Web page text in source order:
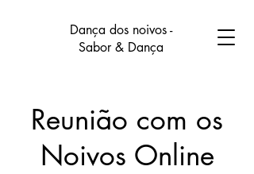
Dança dos noivos -
Sabor & Dança
Reunião com os
Noivos Online